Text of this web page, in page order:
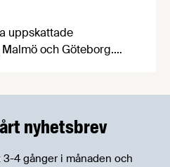
uppskattade
och Göteborg.
nyhetsbrev
4 gånger i månaden och